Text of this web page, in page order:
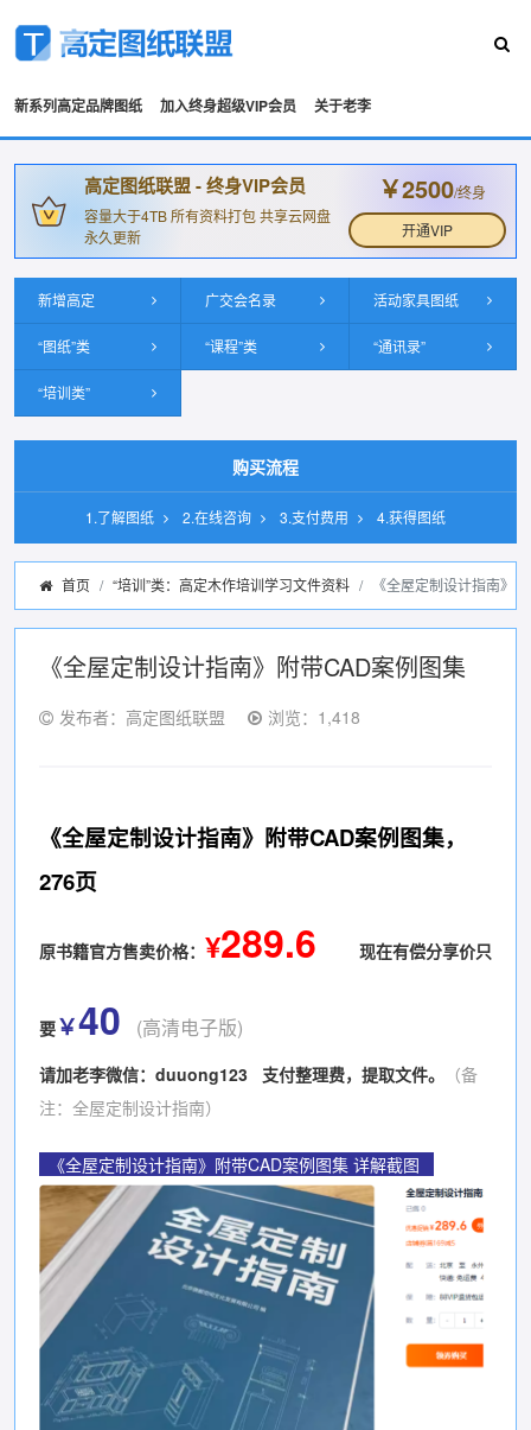
新系列高定品牌图纸 加入终身超级VIP会员 关于老李
高定图纸联盟 - 终身VIP会员
容量大于4TB 所有资料打包 共享云网盘
永久更新
￥2500/终身
开通VIP
新增高定 广交会名录 活动家具图纸
“图纸”类 “课程”类 “通讯录”
“培训类”
购买流程
1.了解图纸 2.在线咨询 3.支付费用 4.获得图纸
首页 “培训”类：高定木作培训学习文件资料 《全屋定制设计指南》
《全屋定制设计指南》附带CAD案例图集
发布者：高定图纸联盟 浏览：1,418
《全屋定制设计指南》附带CAD案例图集，
276页
原书籍官方售卖价格： ¥289.6 现在有偿分享价只
要￥40 (高清电子版)
请加老李微信：duuong123 支付整理费，提取文件。
（备
注：全屋定制设计指南）
《全屋定制设计指南》附带CAD案例图集 详解截图